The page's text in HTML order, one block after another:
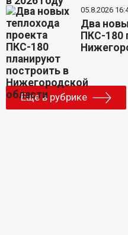
05.8.2026
Два
ПКС-180
Еще в рубрике